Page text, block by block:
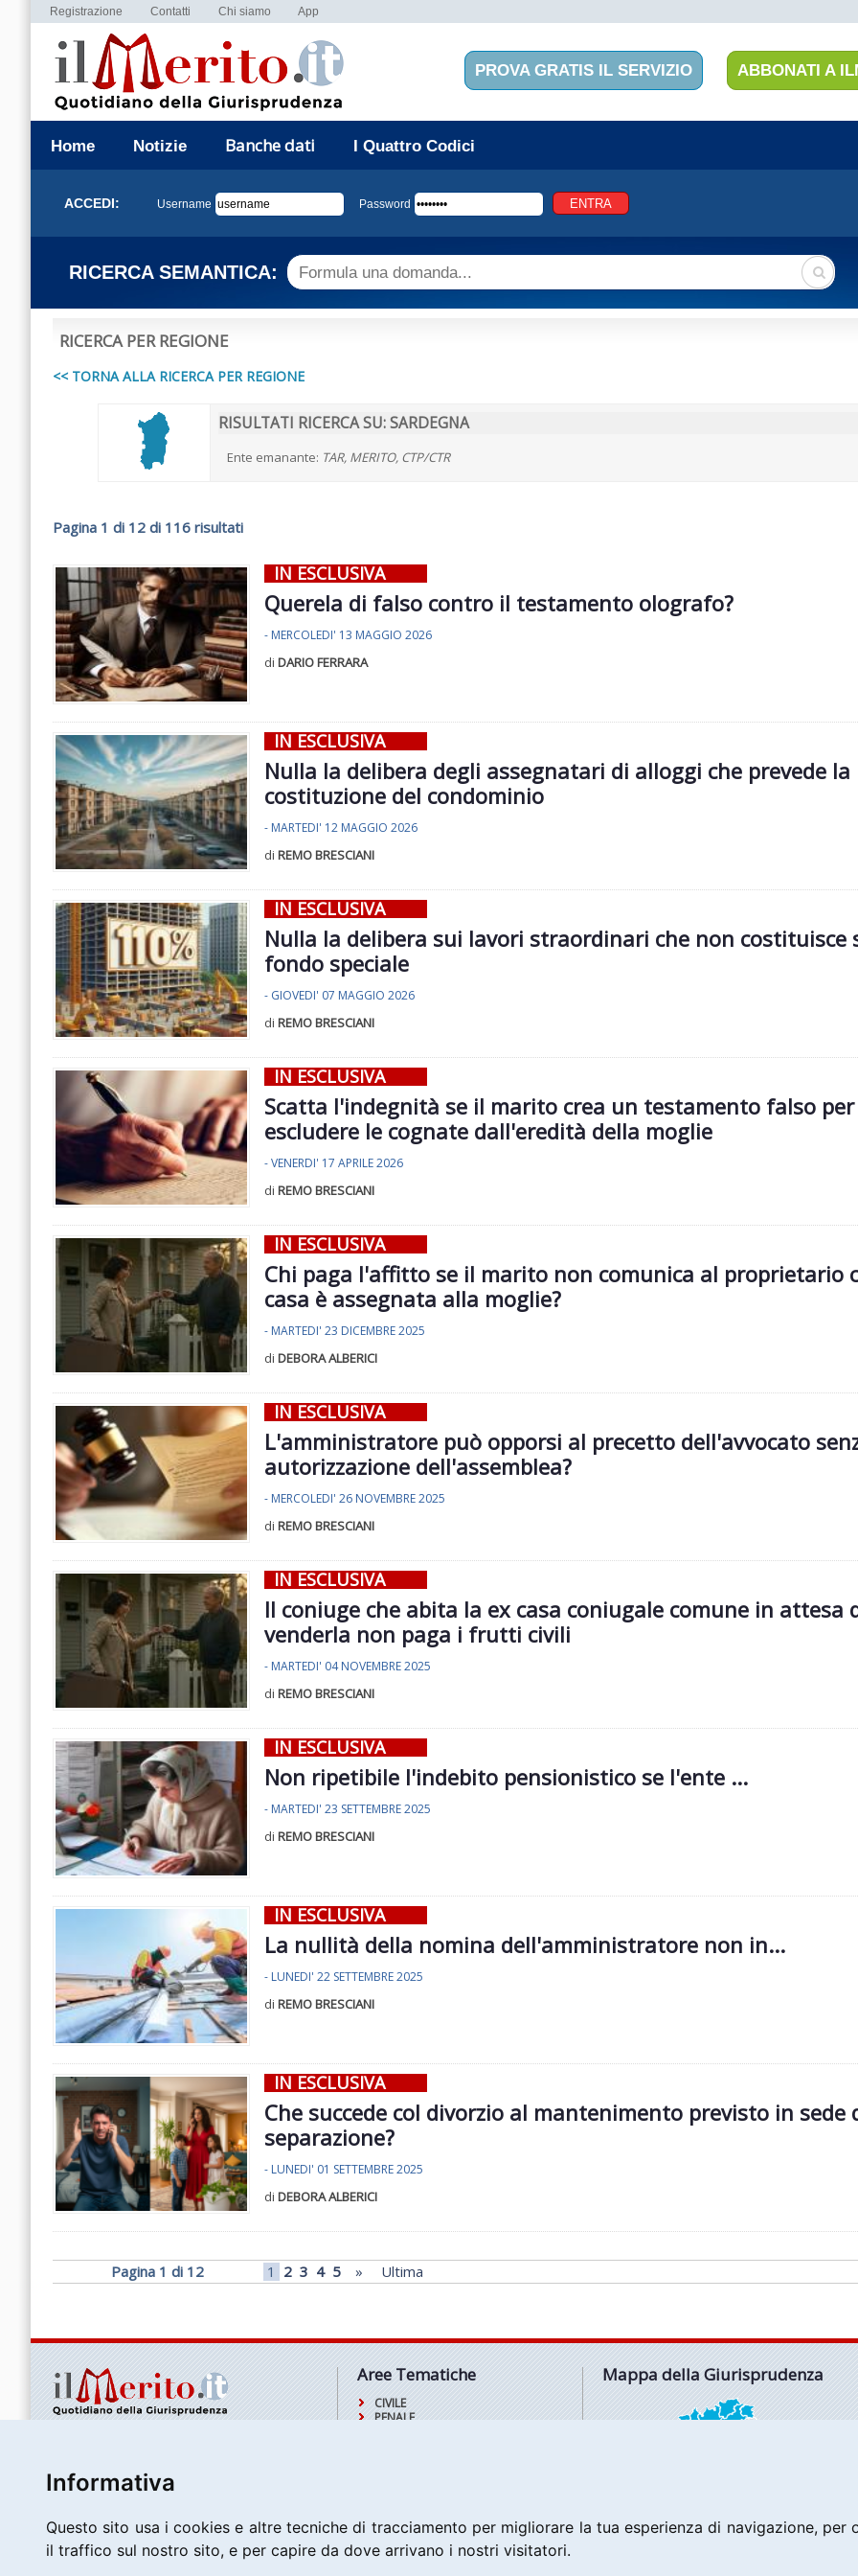
Informativa
Questo sito usa i cookies e altre tecniche di tracciamento per migliorare la tua esperienza di navigazione,
il traffico sul nostro sito, e per capire da dove arrivano i nostri visitatori.
Registrazione Contatti Chi siamo App
PROVA GRATIS IL SERVIZIO ABBONATI A
Home Notizie Banche dati I Quattro Codici
ACCEDI: Username Password
RICERCA SEMANTICA:
RICERCA PER REGIONE
<< TORNA ALLA RICERCA PER REGIONE
RISULTATI RICERCA SU: SARDEGNA
Ente emanante: TAR, MERITO, CTP/CTR
Pagina 1 di 12 di 116 risultati
IN ESCLUSIVA
Querela di falso contro il testamento olografo?
- MERCOLEDI' 13 MAGGIO 2026
di DARIO FERRARA
IN ESCLUSIVA
Nulla la delibera degli assegnatari di alloggi che prevede la
costituzione del condominio
- MARTEDI' 12 MAGGIO 2026
di REMO BRESCIANI
IN ESCLUSIVA
Nulla la delibera sui lavori straordinari che non costituisce
fondo speciale
- GIOVEDI' 07 MAGGIO 2026
di REMO BRESCIANI
IN ESCLUSIVA
Scatta l'indegnità se il marito crea un testamento falso per
escludere le cognate dall'eredità della moglie
- VENERDI' 17 APRILE 2026
di REMO BRESCIANI
IN ESCLUSIVA
Chi paga l'affitto se il marito non comunica al proprietario
casa è assegnata alla moglie?
- MARTEDI' 23 DICEMBRE 2025
di DEBORA ALBERICI
IN ESCLUSIVA
L'amministratore può opporsi al precetto dell'avvocato
autorizzazione dell'assemblea?
- MERCOLEDI' 26 NOVEMBRE 2025
di REMO BRESCIANI
IN ESCLUSIVA
Il coniuge che abita la ex casa coniugale comune in attesa
venderla non paga i frutti civili
- MARTEDI' 04 NOVEMBRE 2025
di REMO BRESCIANI
IN ESCLUSIVA
Non ripetibile l'indebito pensionistico se l'ente ...
- MARTEDI' 23 SETTEMBRE 2025
di REMO BRESCIANI
IN ESCLUSIVA
La nullità della nomina dell'amministratore non in...
- LUNEDI' 22 SETTEMBRE 2025
di REMO BRESCIANI
IN ESCLUSIVA
Che succede col divorzio al mantenimento previsto in sede
separazione?
- LUNEDI' 01 SETTEMBRE 2025
di DEBORA ALBERICI
Pagina 1 di 12 1 2 3 4 5 » Ultima
Iscritta al R.E.A. di Roma al n. 994487
Sede legale: via Antonio Garbasso, 19
Servizio clienti:
Tel: 06 69922624
Fax: 06 69781790
Aree Tematiche
CIVILE
PENALE
Mappa della Giurisprudenza